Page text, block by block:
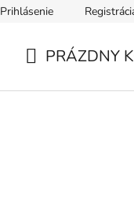
Prihlásenie
PRÁZDNY